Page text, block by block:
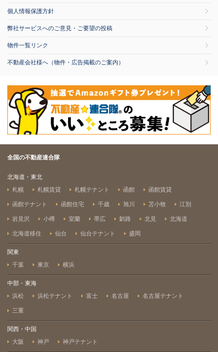
個人情報保護方針
弊社サービスへのご意見・ご要望の投稿
物件一覧リンク
不動産会社様へ（物件・広告掲載のご案内）
全国の不動産連合隊
北海道・東北
札幌
札幌賃貸 札幌テナント 函館 函館賃貸
函館テナント 函館住宅 千歳 旭川 苫小牧 江別
岩見沢 小樽 室蘭 帯広 釧路 北見 北海道
北海道移住 仙台 仙台テナント 盛岡
関東
千葉
東京 横浜
中部・東海
浜松
浜松テナント 富士 名古屋 名古屋テナント
三重
関西・中国
大阪
神戸 神戸テナント